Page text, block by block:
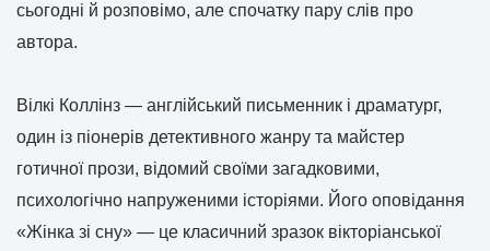
сьогодні й розповімо, але спочатку пару слів про
автора.
Вілкі Коллінз — англійський письменник і драматург,
один із піонерів детективного жанру та майстер
готичної прози, відомий своїми загадковими,
психологічно напруженими історіями. Його оповідання
«Жінка зі сну» — це класичний зразок вікторіанської